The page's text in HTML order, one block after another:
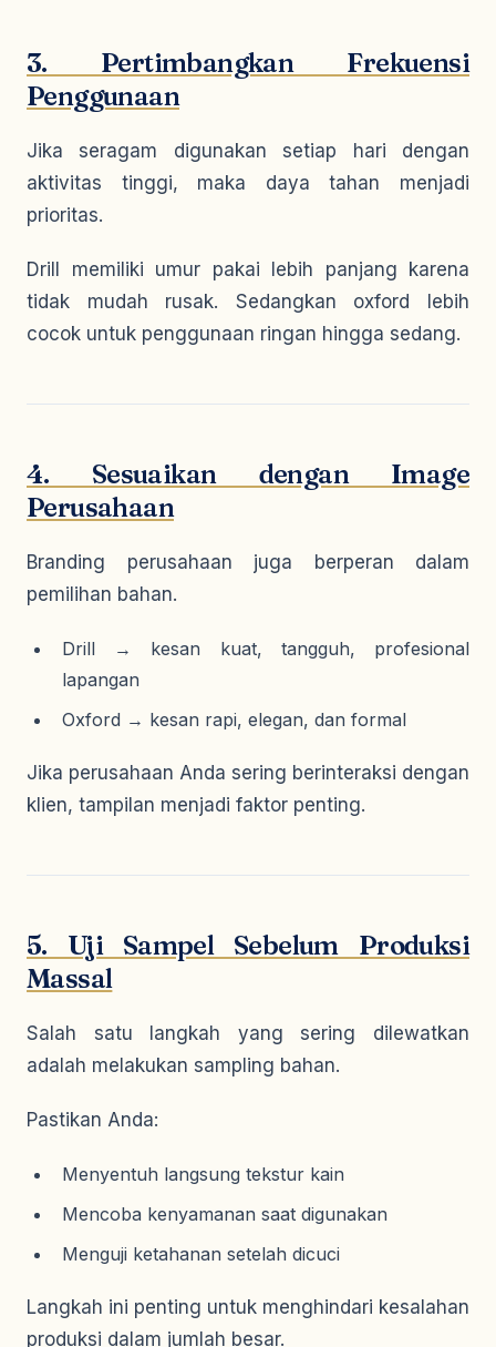
3. Pertimbangkan Frekuensi
Penggunaan
Jika seragam digunakan setiap hari dengan
aktivitas tinggi, maka daya tahan menjadi
prioritas.
Drill memiliki umur pakai lebih panjang karena
tidak mudah rusak. Sedangkan oxford lebih
cocok untuk penggunaan ringan hingga sedang.
4. Sesuaikan dengan Image
Perusahaan
Branding perusahaan juga berperan dalam
pemilihan bahan.
Drill → kesan kuat, tangguh, profesional
lapangan
Oxford → kesan rapi, elegan, dan formal
Jika perusahaan Anda sering berinteraksi dengan
klien, tampilan menjadi faktor penting.
5. Uji Sampel Sebelum Produksi
Massal
Salah satu langkah yang sering dilewatkan
adalah melakukan sampling bahan.
Pastikan Anda:
Menyentuh langsung tekstur kain
Mencoba kenyamanan saat digunakan
Menguji ketahanan setelah dicuci
Langkah ini penting untuk menghindari kesalahan
produksi dalam jumlah besar.